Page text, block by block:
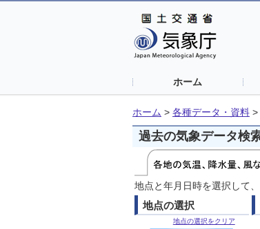
ホーム
ホーム > 各種データ・資料 >
過去の気象データ検
地点と年月日時を選択して
地点の選択
地点の選択をクリア